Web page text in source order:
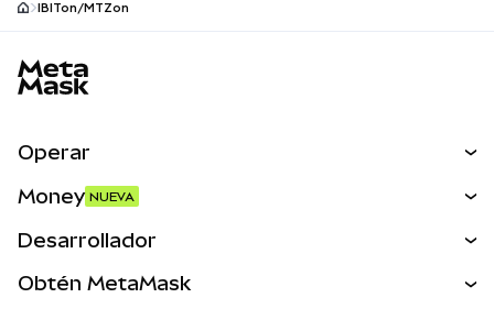
IBITon/MTZon
Operar
Activos del mundo real
Money NUEVA
Desarrollador
Obtén MetaMask